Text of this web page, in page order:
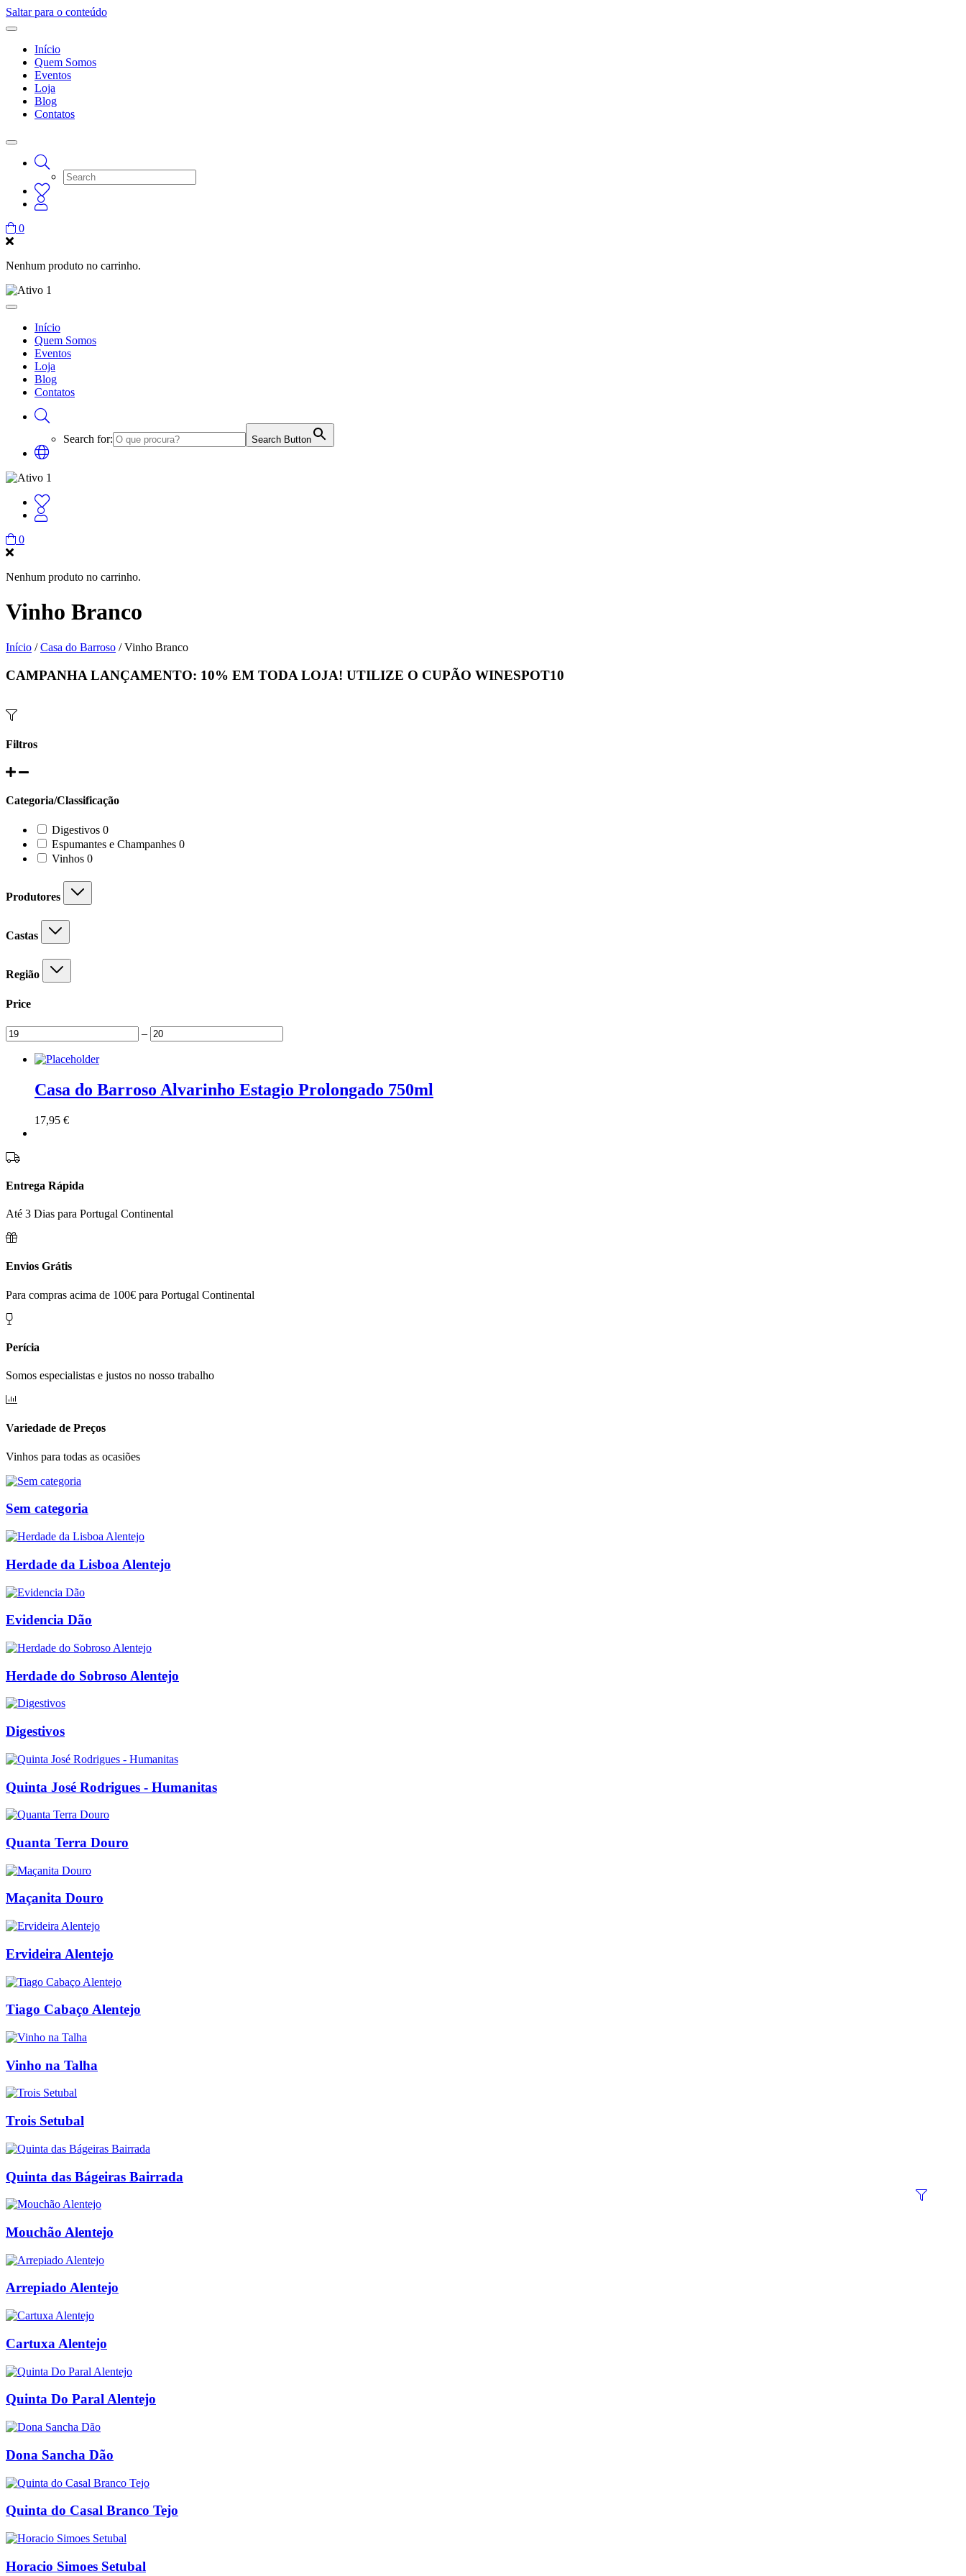
Saltar para o conteúdo
Início
Quem Somos
Eventos
Loja
Blog
Contatos
0
Nenhum produto no carrinho.
Início
Quem Somos
Eventos
Loja
Blog
Contatos
Search for: Search Button
0
Nenhum produto no carrinho.
Vinho Branco
Início /Casa do Barroso / Vinho Branco
CAMPANHA LANÇAMENTO: 10% EM TODA LOJA! UTILIZE O CUPÃO WINESPOT10
Filtros
Categoria/Classificação
Digestivos 00
products
Espumantes e Champanhes 00
Vinhos 00
Produtores
Castas
Região
Price
–
Casa do Barroso Alvarinho Estagio Prolongado 750ml
17,95 €
Entrega Rápida
Até 3 Dias para Portugal Continental
Envios Grátis
Para compras acima de 100€ para Portugal Continental
Perícia
Somos especialistas e justos no nosso trabalho
Variedade de Preços
Vinhos para todas as ocasiões
Sem categoria
Herdade da Lisboa Alentejo
Evidencia Dão
Herdade do Sobroso Alentejo
Digestivos
Quinta José Rodrigues - Humanitas
Quanta Terra Douro
Maçanita Douro
Ervideira Alentejo
Tiago Cabaço Alentejo
Vinho na Talha
Trois Setubal
Quinta das Bágeiras Bairrada
Mouchão Alentejo
Arrepiado Alentejo
Cartuxa Alentejo
Quinta Do Paral Alentejo
Dona Sancha Dão
Quinta do Casal Branco Tejo
Horacio Simoes Setubal